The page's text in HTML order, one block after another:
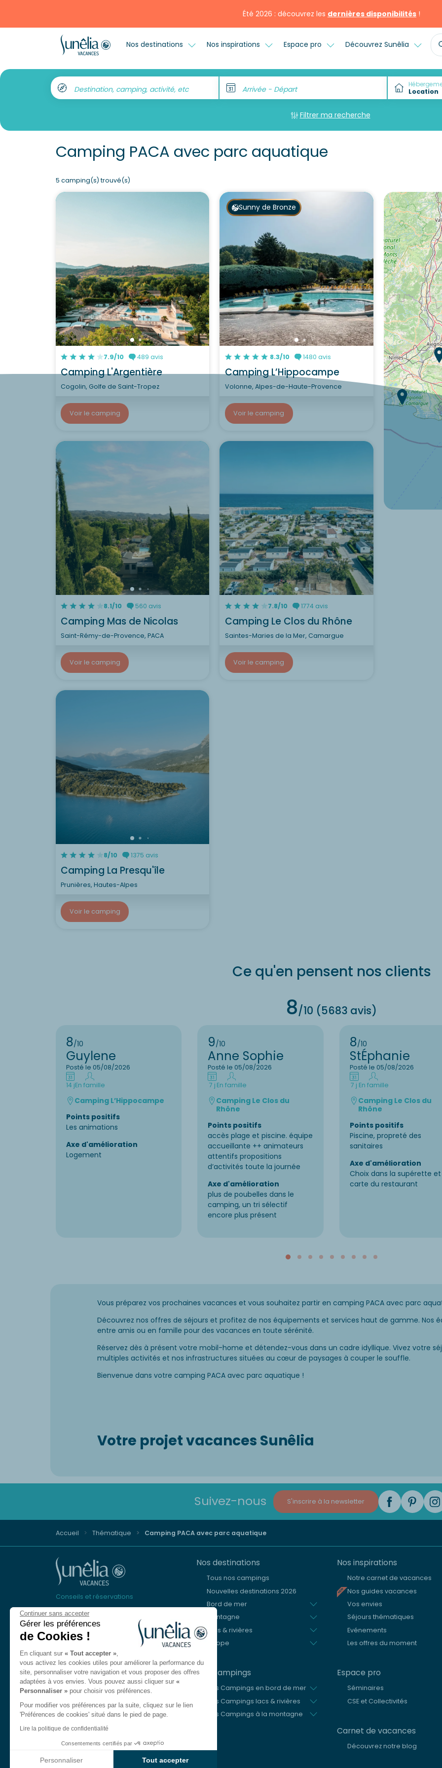
Continuer sans accepter
Gérer les préférences
de Cookies !
En cliquant sur « Tout accepter »,
vous activez les cookies utiles pour améliorer la performance du
site, personnaliser votre navigation et vous proposer des offres
adaptées à vos envies. Vous pouvez aussi cliquer sur «
Personnaliser » pour choisir vos préférences.
Pour modifier vos préférences par la suite, cliquez sur le lien
'Préférences de cookies' situé dans le pied de page.
Lire la politique de confidentialité
Consentements certifiés par
Personnaliser Tout accepter
Été 2026 : découvrez les dernières disponibilités !
Nos destinations Nos inspirations Espace pro Découvrez Sunêlia
Destination, camping, activité, etc Arrivée - Départ
Filtrer ma recherche
Camping PACA avec parc aquatique
5 camping(s) trouvé(s)
7.9/10 489 avis
Camping L'Argentière
Cogolin, Golfe de Saint-Tropez
Voir le camping
Sunny de Bronze
8.3/10 1480 avis
Camping L’Hippocampe
Volonne, Alpes-de-Haute-Provence
Voir le camping
8.1/10 560 avis
Camping Mas de Nicolas
Saint-Rémy-de-Provence, PACA
Voir le camping
7.8/10 1774 avis
Camping Le Clos du Rhône
Saintes-Maries de la Mer, Camargue
Voir le camping
8/10 1375 avis
Camping La Presqu'île
Prunières, Hautes-Alpes
Voir le camping
Ce qu'en pensent nos clients
8/10 (5683 avis)
8/10
Guylene
Posté le 05/08/2026
14 jEn famille
Camping L’Hippocampe
Points positifs
Les animations
Axe d'amélioration
Logement
9/10
Anne Sophie
Posté le 05/08/2026
7 j En famille
Camping Le Clos du
Rhône
Points positifs
accès plage et piscine. équipe
accueillante ++ animateurs
attentifs propositions
d’activités toute la journée
Axe d'amélioration
plus de poubelles dans le
camping, un tri sélectif
encore plus présent
8/10
StÉphanie
Posté le 05/08/2026
7 j En famille
Camping Le Clos du
Rhône
Points positifs
Piscine, propreté des
sanitaires
Axe d'amélioration
Choix dans la supérette et
carte du restaurant
Vous préparez vos prochaines vacances et vous souhaitez partir en camping PACA avec parc
Découvrez nos offres de séjours et profitez de nos équipements et services haut de gamme. Nos
entre amis ou en famille pour des vacances en toute sérénité.
Réservez dès à présent votre mobil-home et détendez-vous dans un cadre idyllique. Vivez votre
multiples activités et nos infrastructures situées au cœur de paysages à couper le souffle.
Bienvenue dans votre camping PACA avec parc aquatique !
Votre projet vacances Sunêlia
Suivez-nous S'inscrire à la newsletter
Accueil Thématique Camping PACA avec parc aquatique
Conseils et réservations
+33 (0)9 69 375 115
À votre écoute
du lundi au vendredi de 8h30 à 18h30.
Le samedi de 10h à 13h et de 14h à 17h
Nous contacter
Langue FR
Anglais
Nos destinations
Tous nos campings
Nouvelles destinations 2026
Bord de mer
Montagne
Lacs & rivières
Europe
Nos campings
Nos Campings en bord de mer
Nos Campings lacs & rivières
Nos Campings à la montagne
Nos inspirations
Notre carnet de vacances
Nos guides vacances
Vos envies
Séjours thématiques
Evénements
Les offres du moment
Espace pro
Séminaires
CSE et Collectivités
Carnet de vacances
Découvrez notre blog